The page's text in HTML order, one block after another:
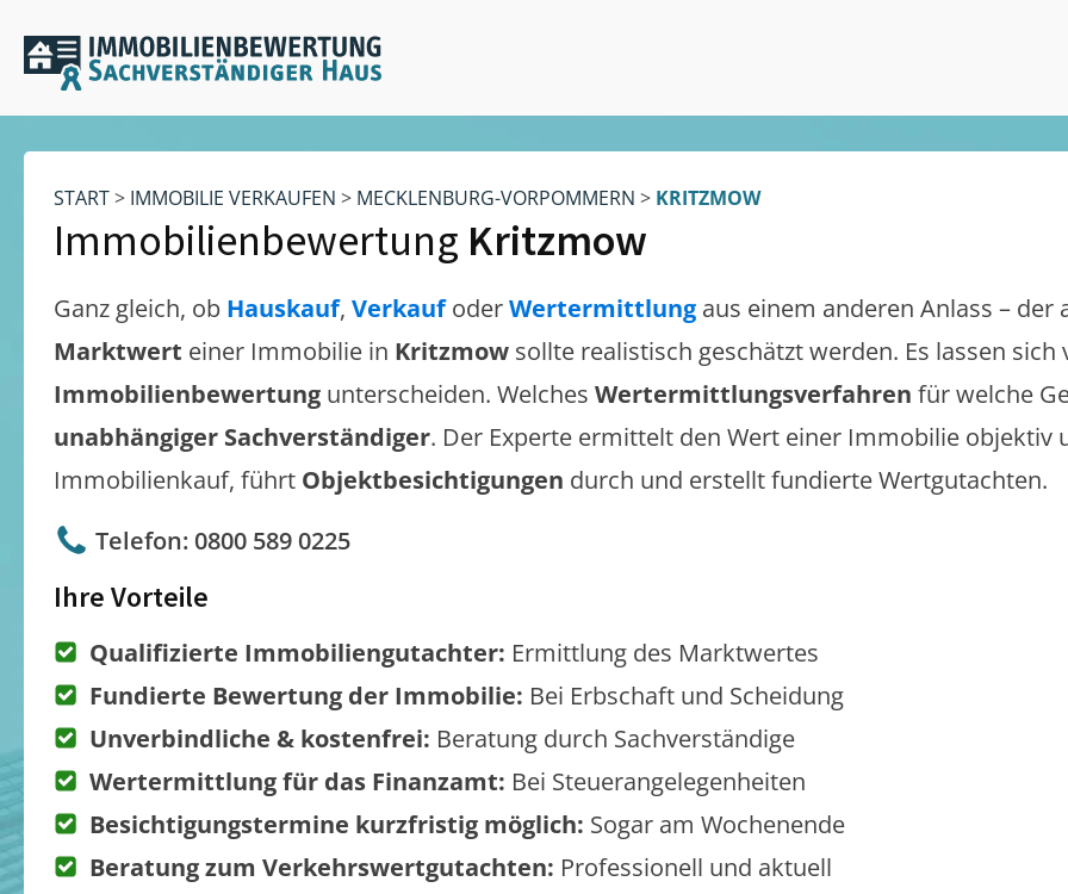
START> IMMOBILIE VERKAUFEN > MECKLENBURG-VORPOMMERN > KRITZMOW
Immobilienbewertung Kritzmow
Ganz gleich, ob Hauskauf, VerkaufoderWertermittlung aus einem anderen Anlass – der
Marktwert einer Immobilie in Kritzmow sollte realistisch geschätzt werden. Es lassen
Immobilienbewertung unterscheiden. Welches Wertermittlungsverfahren für welche
unabhängiger Sachverständiger. Der Experte ermittelt den Wert einer Immobilie objektiv
Immobilienkauf, führt Objektbesichtigungen durch und erstellt fundierte Wertgutachten.
Telefon: 0800 589 0225
Ihre Vorteile
Qualifizierte Immobiliengutachter: Ermittlung des Marktwertes
Fundierte Bewertung der Immobilie: Bei Erbschaft und Scheidung
Unverbindliche & kostenfrei: Beratung durch Sachverständige
Wertermittlung für das Finanzamt: Bei Steuerangelegenheiten
Besichtigungstermine kurzfristig möglich: Sogar am Wochenende
Beratung zum Verkehrswertgutachten: Professionell und aktuell